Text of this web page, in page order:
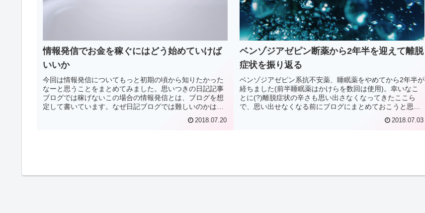
情報発信でお金を稼ぐにはどう始めていけば
いいか
今回は情報発信についてもっと初期の頃から知りたかった
なーと思うことをまとめてみました。思いつきの日記記事
ブログでは稼げないこの場合の情報発信とは、ブログを想
定して書いています。なぜ日記ブログでは難しいのかはじ
2018.07.20
ベンゾジアゼピン断薬から2年半を迎えて離脱
症状を振り返る
ベンゾジアゼピン系抗不安薬、睡眠薬をやめてから2年半が
経ちました(前半睡眠薬はかけらを数回は使用)。幸いなこ
とに(?)離脱症状の辛さも思い出さなくなってきたここら
で、思い出せなくなる前にブログにまとめておこうと思い
2018.07.03